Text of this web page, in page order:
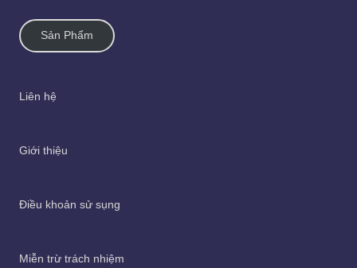
Sản Phẩm
Liên hệ
Giới thiệu
Điều khoản sử sụng
Miễn trừ trách nhiệm